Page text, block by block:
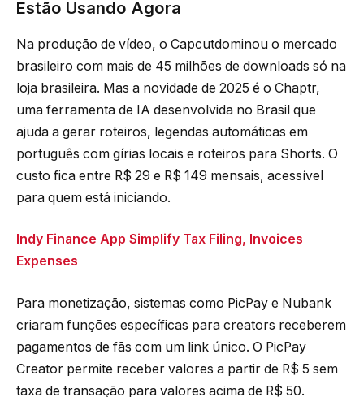
Estão Usando Agora
Na produção de vídeo, o Capcutdominou o mercado
brasileiro com mais de 45 milhões de downloads só na
loja brasileira. Mas a novidade de 2025 é o Chaptr,
uma ferramenta de IA desenvolvida no Brasil que
ajuda a gerar roteiros, legendas automáticas em
português com gírias locais e roteiros para Shorts. O
custo fica entre R$ 29 e R$ 149 mensais, acessível
para quem está iniciando.
Indy Finance App Simplify Tax Filing, Invoices
Expenses
Para monetização, sistemas como PicPay e Nubank
criaram funções específicas para creators receberem
pagamentos de fãs com um link único. O PicPay
Creator permite receber valores a partir de R$ 5 sem
taxa de transação para valores acima de R$ 50.